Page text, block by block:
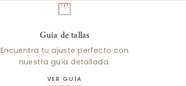
Guía de tallas
Encuentra tu ajuste perfecto con
nuestra guía detallada.
VER GUÍA